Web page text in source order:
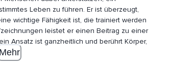
Leben zu führen. Er ist überzeugt,
wichtige Fähigkeit ist, die trainiert werden
leistet er einen Beitrag zu einer
Ansatz ist ganzheitlich und berührt Körper,
Mehr